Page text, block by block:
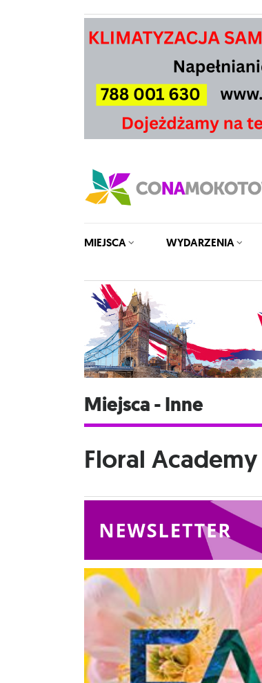
MIEJSCA WYDARZENIA
Miejsca - Inne
Floral Academy